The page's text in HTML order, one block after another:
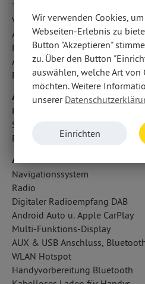
Totwinkel-Assistent
Verzurrösen
Active Safety Brake Plus
Fahrlichtautomatik
Aufmerksamkeitsassistent
Reifendruckverlust-Warnung
Airbags
Kopfairbag vorn und hinten
Seitenairbag vorn und hinten
Fahrer- /Beifahrerairbag
Audio & Kommunikation
Navigationssystem
Radio
Digitaler Radioempfang DAB
Android Auto u. Apple CarPlay
Multi-Funktions-Display
AUX & USB Anschluss,
WLAN Hotspot
Handyvorbereitung Bluetooth
Wir verwenden Cookies,
Webseiten-Erlebnis zu
Button "Akzeptieren"
zu. Über den Button
auswählen, welche Art von
möchten. Weitere
unserer
Einrichten